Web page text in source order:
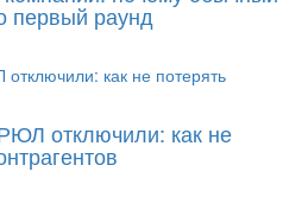
почему обычный
первый раунд
отключили: как не